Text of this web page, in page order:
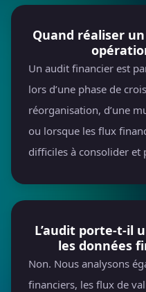
Quand réaliser
Un audit financier est
lors d’une phase de
réorganisation, d’une
ou lorsque les flux
difficiles à consolider et
L’audit porte-t-il
les données
Non. Nous analysons
financiers, les flux de